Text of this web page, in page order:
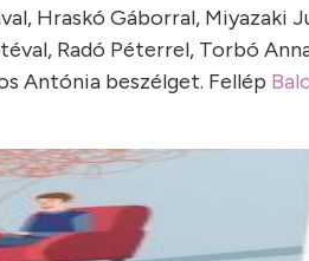
Hraskó Gáborral, Miyazaki
Radó Péterrel, Torbó
Antónia beszélget. Fellép